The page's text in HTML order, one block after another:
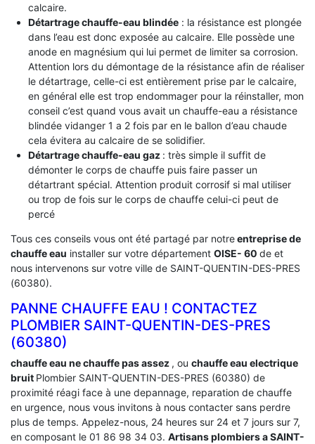
calcaire.
Détartrage chauffe-eau blindée: la résistance est plongée
dans l’eau est donc exposée au calcaire. Elle possède une
anode en magnésium qui lui permet de limiter sa corrosion.
Attention lors du démontage de la résistance afin de réaliser
le détartrage, celle-ci est entièrement prise par le calcaire,
en général elle est trop endommager pour la réinstaller, mon
conseil c’est quand vous avait un chauffe-eau a résistance
blindée vidanger 1 a 2 fois par en le ballon d’eau chaude
cela évitera au calcaire de se solidifier.
Détartrage chauffe-eau gaz : très simple il suffit de
démonter le corps de chauffe puis faire passer un
détartrant spécial. Attention produit corrosif si mal utiliser
ou trop de fois sur le corps de chauffe celui-ci peut de
percé
Tous ces conseils vous ont été partagé par notreentreprise de
chauffe eau installer sur votre département OISE- 60 de et
nous intervenons sur votre ville de SAINT-QUENTIN-DES-PRES
(60380).
PANNE CHAUFFE EAU ! CONTACTEZ
PLOMBIER SAINT-QUENTIN-DES-PRES
(60380)
chauffe eau ne chauffe pas assez , ou chauffe eau electrique
bruit Plombier SAINT-QUENTIN-DES-PRES (60380) de
proximité réagi face à une depannage, reparation de chauffe
en urgence, nous vous invitons à nous contacter sans perdre
plus de temps. Appelez-nous, 24 heures sur 24 et 7 jours sur 7,
en composant le 01 86 98 34 03. Artisans plombiers a SAINT-